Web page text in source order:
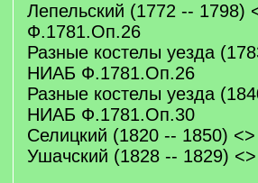
Лепельский (1772 --
Ф.1781.Оп.26
Разные костелы уезда
НИАБ Ф.1781.Оп.26
Разные костелы уезда
НИАБ Ф.1781.Оп.30
Селицкий (1820 -- 1850)
Ушачский (1828 -- 1829)